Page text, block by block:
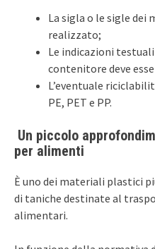
La sigla o le sigle dei
realizzato;
Le indicazioni
contenitore deve
L’eventuale
PE, PET e PP.
Un piccolo
per alimenti
È uno dei materiali plastici
di taniche destinate al
alimentari.